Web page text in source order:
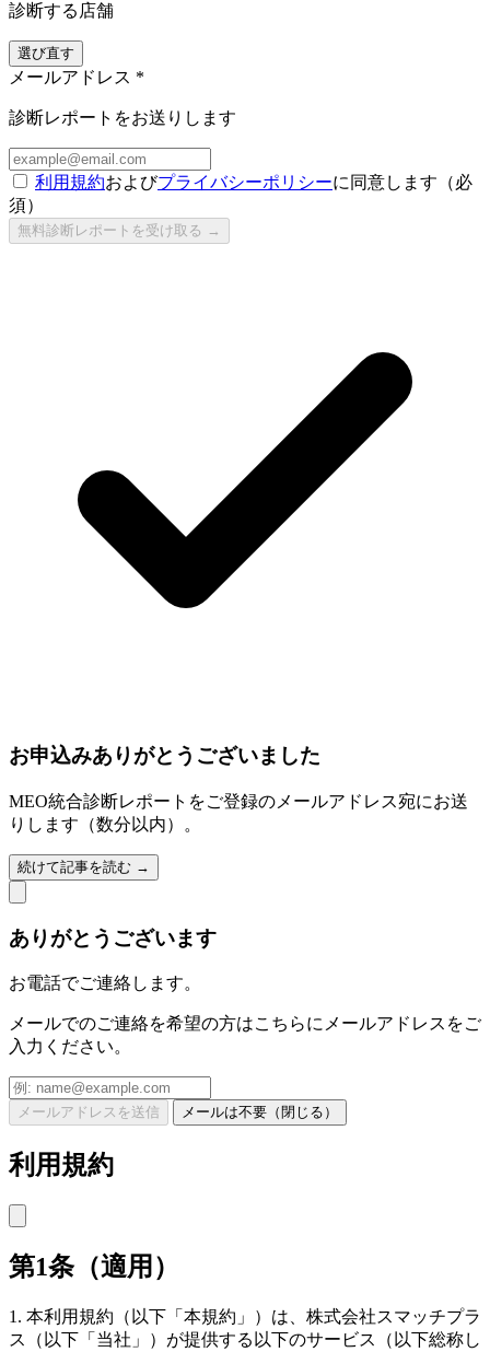
診断する店舗
選び直す
メールアドレス *
診断レポートをお送りします
利用規約およびプライバシーポリシーに同意します（必
須）
無料診断レポートを受け取る →
お申込みありがとうございました
MEO統合診断レポートをご登録のメールアドレス宛にお送
りします（数分以内）。
続けて記事を読む →
ありがとうございます
お電話でご連絡します。
メールでのご連絡を希望の方はこちらにメールアドレスをご
入力ください。
メールアドレスを送信 メールは不要（閉じる）
利用規約
第1条（適用）
1. 本利用規約（以下「本規約」）は、株式会社スマッチプラ
ス（以下「当社」）が提供する以下のサービス（以下総称し